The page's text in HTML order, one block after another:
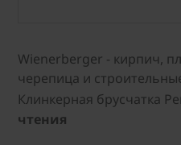
Wienerberger - кирпич,
черепица и
Клинкерная брусчатка
чтения